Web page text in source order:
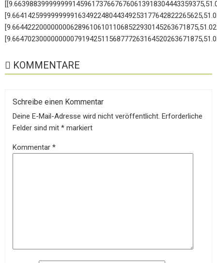
KOMMENTARE
Schreibe einen Kommentar
Deine E-Mail-Adresse wird nicht veröffentlicht. Erforderliche
Felder sind mit * markiert
Kommentar *